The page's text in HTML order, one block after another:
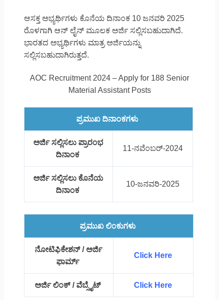
ಆಸಕ್ತ ಅಭ್ಯರ್ಥಿಗಳು ಕೊನೆಯ ದಿನಾಂಕ 10 ಜನವರಿ 2025
ರೊಳಗಾಗಿ ಆನ್ ಲೈನ್ ಮೂಲಕ ಅರ್ಜಿ ಸಲ್ಲಿಸಬಹುದಾಗಿದೆ.
ಭಾರತದ ಅಭ್ಯರ್ಥಿಗಳು ಮಾತ್ರ ಅರ್ಜಿಯನ್ನು
ಸಲ್ಲಿಸಬಹುದಾಗಿರುತ್ತದೆ.
AOC Recruitment 2024 – Apply for 188 Senior
Material Assistant Posts
ಪ್ರಮುಖ ದಿನಾಂಕಗಳು
ಅರ್ಜಿ ಸಲ್ಲಿಸಲು ಪ್ರಾರಂಭ
ದಿನಾಂಕ
11-ನವೆಂಬರ್-2024
ಅರ್ಜಿ ಸಲ್ಲಿಸಲು ಕೊನೆಯ
ದಿನಾಂಕ
10-ಜನವರಿ-2025
ಪ್ರಮುಖ ಲಿಂಕುಗಳು
ನೋಟಿಫಿಕೇಶನ್ / ಅರ್ಜಿ
ಫಾರ್ಮ್
Click Here
ಅರ್ಜಿ ಲಿಂಕ್ / ವೆಬ್ಸೈಟ್ Click Here